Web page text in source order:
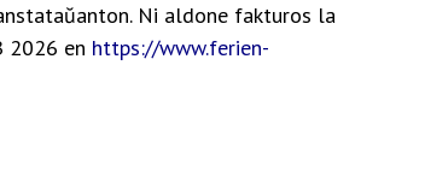
Ni aldone fakturos la
2026 en https://www.ferien-